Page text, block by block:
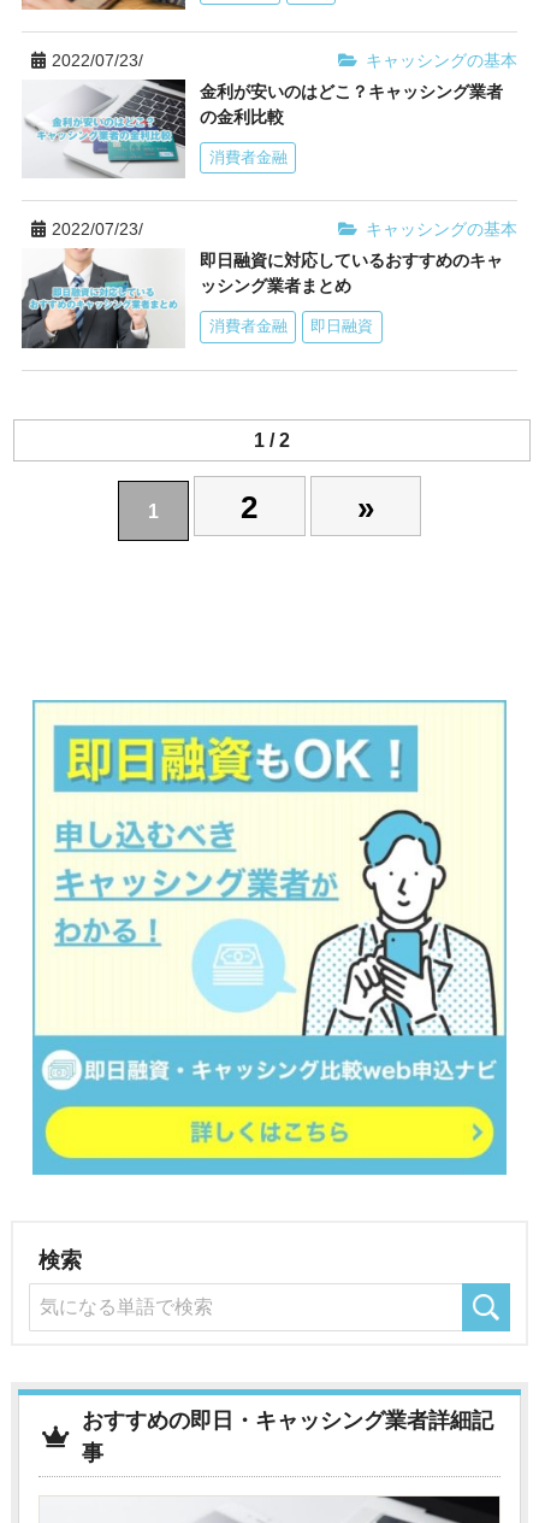
キャッシングの基本
2022/07/23/
金利が安いのはどこ？キャッシング業者
の金利比較
消費者金融
キャッシングの基本
2022/07/23/
即日融資に対応しているおすすめのキャ
ッシング業者まとめ
消費者金融 即日融資
1 / 2
1 2 »
検索
おすすめの即日・キャッシング業者詳細記
事